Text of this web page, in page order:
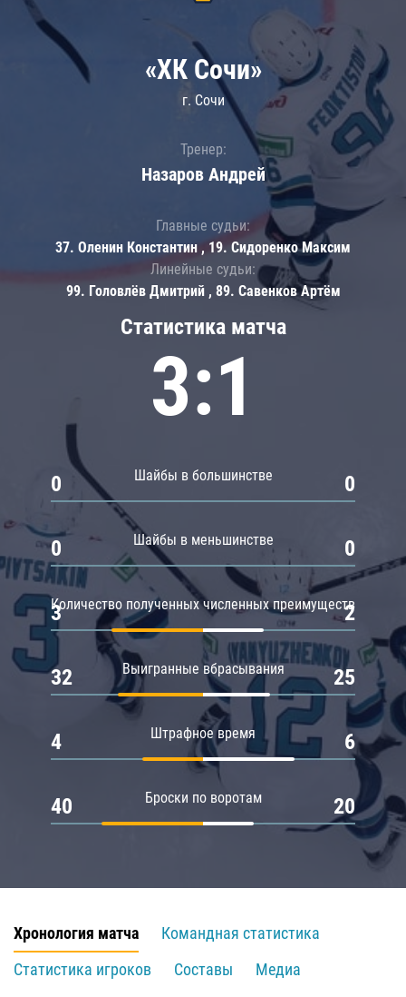
Статистика матча
3:1
Шайбы в большинстве
0 0
Шайбы в меньшинстве
0 0
Количество полученных численных преимуществ
3 2
Выигранные вбрасывания
32 25
Штрафное время
4 6
Броски по воротам
40 20
«ХК Сочи»
г. Сочи
Тренер:
Назаров Андрей
Главные судьи:
37. Оленин Константин , 19. Сидоренко Максим
Линейные судьи:
99. Головлёв Дмитрий , 89. Савенков Артём
Хронология матча
Командная статистика
Статистика игроков
Составы
Медиа